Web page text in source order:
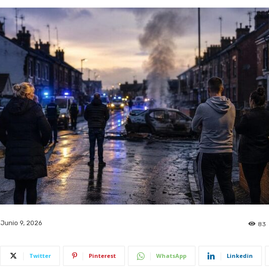
Junio 9, 2026 83
Twitter Pinterest WhatsApp Linkedin